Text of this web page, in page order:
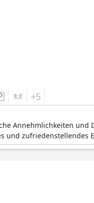
+5
Annehmlichkeiten
und zufriedenstellendes